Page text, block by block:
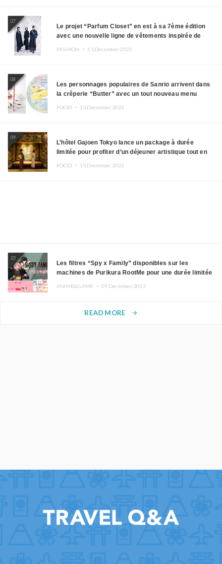
07
Le projet “Parfum Closet” en est à sa 7ème édition
avec une nouvelle ligne de vêtements inspirée de
FASHION ・ 15.December.2022
08
Les personnages populaires de Sanrio arrivent dans
la crêperie “Butter” avec un tout nouveau menu
FOOD ・ 15.December.2022
09
L’hôtel Gajoen Tokyo lance un package à durée
limitée pour profiter d’un déjeuner artistique tout en
FOOD ・ 15.December.2022
10
Les filtres “Spy x Family” disponibles sur les
machines de Purikura RootMe pour une durée limitée
ANIME&GAME ・09.December.2022
READ MORE arrow_forward